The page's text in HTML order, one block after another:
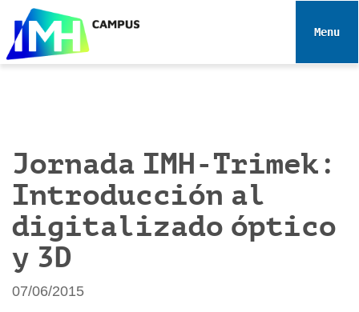
e
Toggle
Jornada IMH-Trimek:
Introducción al
digitalizado óptico
y 3D
07/06/2015